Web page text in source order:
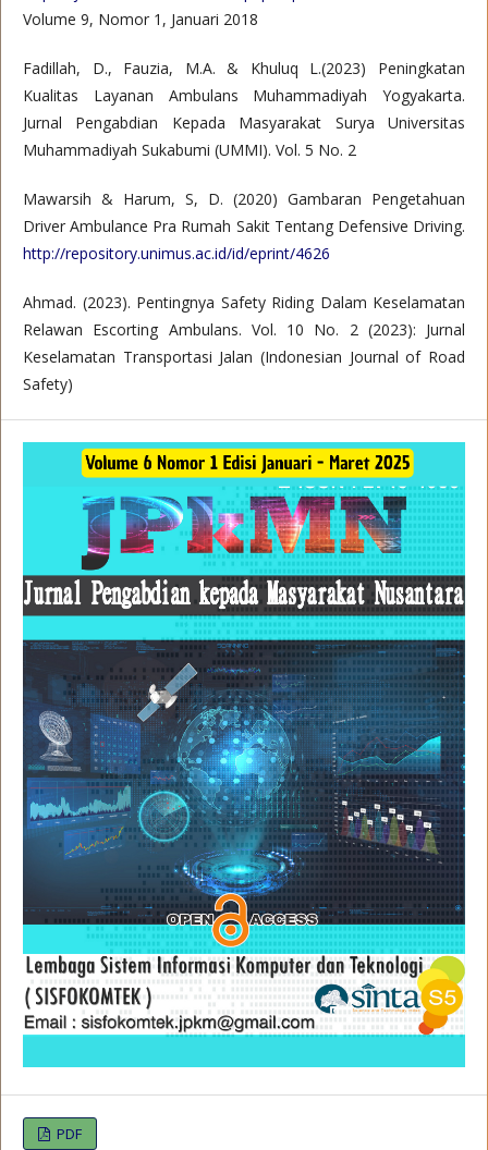
Volume 9, Nomor 1, Januari 2018
Fadillah, D., Fauzia, M.A. & Khuluq L.(2023) Peningkatan
Kualitas Layanan Ambulans Muhammadiyah Yogyakarta.
Jurnal Pengabdian Kepada Masyarakat Surya Universitas
Muhammadiyah Sukabumi (UMMI). Vol. 5 No. 2
Mawarsih & Harum, S, D. (2020) Gambaran Pengetahuan
Driver Ambulance Pra Rumah Sakit Tentang Defensive Driving.
http://repository.unimus.ac.id/id/eprint/4626
Ahmad. (2023). Pentingnya Safety Riding Dalam Keselamatan
Relawan Escorting Ambulans. Vol. 10 No. 2 (2023): Jurnal
Keselamatan Transportasi Jalan (Indonesian Journal of Road
Safety)
PDF